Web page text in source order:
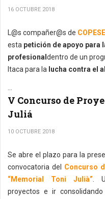
16 OCTUBRE 2018
L@s compañer@s de
esta petición de apoyo para
profesional dentro de un
Itaca para la lucha contra el
V Concurso de
Juliá
10 OCTUBRE 2018
Se abre el plazo para la
convocatoria del
Concurso
“Memorial Toni Julià” .
proyectos e ir